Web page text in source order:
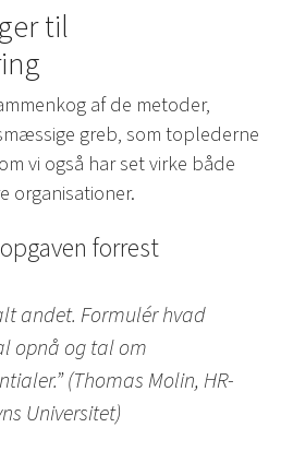
til
af de metoder,
greb, som toplederne
vi også har set virke både
organisationer.
forrest
andet. Formulér hvad
opnå og tal om
(Thomas Molin, HR-
Universitet)